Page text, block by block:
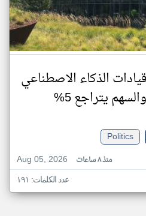
الذكاء الاصطناعي
يتراجع 5%
Politics
Aug 05, 2026
منذ ٨ ساعات
عدد الكلمات: ١٩١